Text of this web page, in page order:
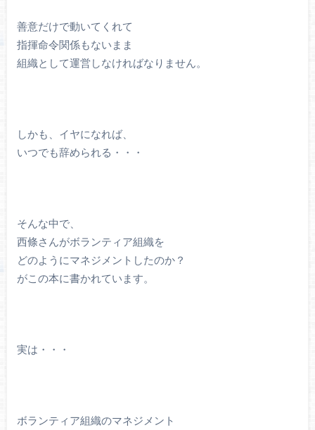
善意だけで動いてくれて
指揮命令関係もないまま
組織として運営しなければなりません。
しかも、イヤになれば、
いつでも辞められる・・・
そんな中で、
西條さんがボランティア組織を
どのようにマネジメントしたのか？
がこの本に書かれています。
実は・・・
ボランティア組織のマネジメント